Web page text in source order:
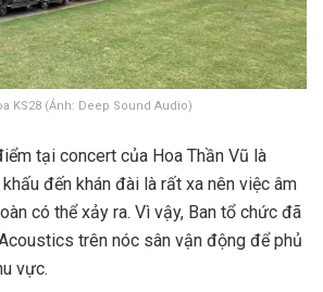
KS28 (Ảnh: Deep Sound Audio)
tại concert của Hoa Thần Vũ là
đến khán đài là rất xa nên việc âm
có thể xảy ra. Vì vậy, Ban tổ chức đã
trên nóc sân vận động để phủ
vực.